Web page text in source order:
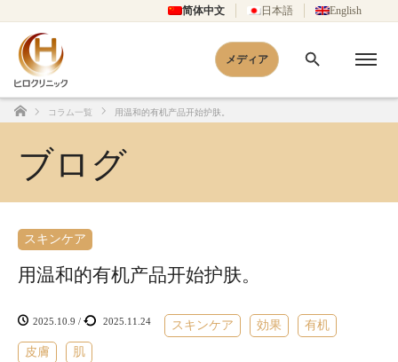
简体中文 日本語 English
メディア
Home
コラム一覧 用温和的有机产品开始护肤。
ブログ
スキンケア
用温和的有机产品开始护肤。
2025.10.9 / 2025.11.24 スキンケア 効果 有机
皮膚 肌